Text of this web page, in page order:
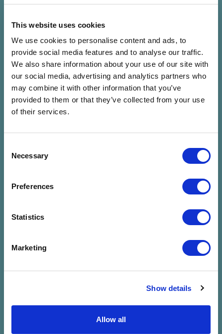
This website uses cookies
We use cookies to personalise content and ads, to
provide social media features and to analyse our traffic.
We also share information about your use of our site with
our social media, advertising and analytics partners who
may combine it with other information that you’ve
provided to them or that they’ve collected from your use
of their services.
Selection
Necessary
Preferences
Statistics
Marketing
Show details
Allow all
POKET Zsebkönyvek Udvara
Válassz időpontot
Szűrők törlése
Nincs találat a
megadott